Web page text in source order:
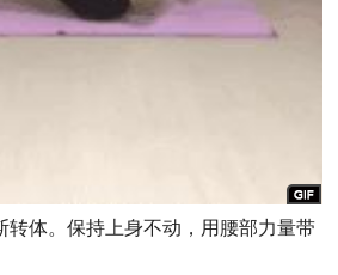
转体。保持上身不动，用腰部力量带